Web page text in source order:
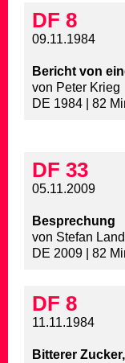
DF 8
09.11.1984
Bericht von
von Peter Krieg
DE 1984 | 82
DF 33
05.11.2009
Besprechung
von Stefan
DE 2009 | 82
DF 8
11.11.1984
Bitterer